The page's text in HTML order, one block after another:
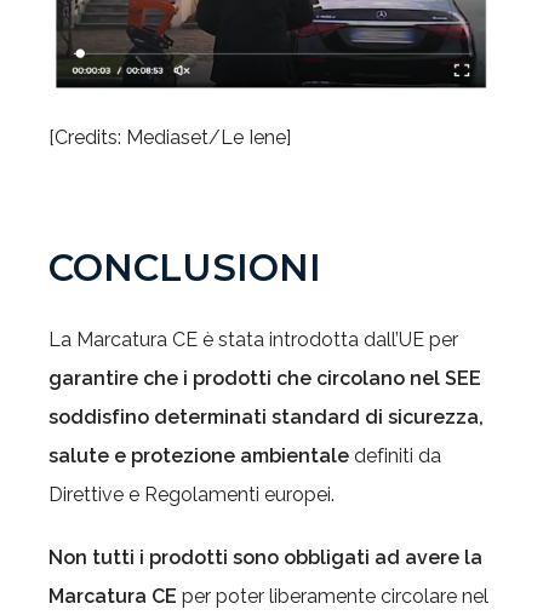
[Credits: Mediaset/Le Iene]
CONCLUSIONI
La Marcatura CE è stata introdotta dall’UE per
garantire che i prodotti che circolano nel SEE
soddisfino determinati standard di sicurezza,
salute e protezione ambientale definiti da
Direttive e Regolamenti europei.
Non tutti i prodotti sono obbligati ad avere la
Marcatura CE per poter liberamente circolare nel